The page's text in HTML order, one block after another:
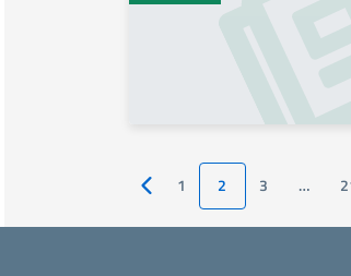
Pagina precedente
1 2 3 …